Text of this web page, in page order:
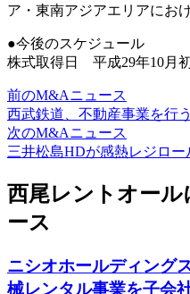
ア・東南アジアエリアにお
●今後のスケジュール
株式取得日 平成29年10月
前のM&Aニュース
西武鉄道、不動産事業を行
次のM&Aニュース
三井松島HDが感熱レジロ
西尾レントオー
ース
ニシオホールディング
械レンタル事業を子会